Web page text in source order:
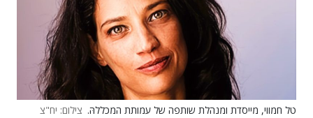
טל חמווי, מייסדת ומנהלת שותפה של עמותת המכללהּ. צילום: יח"צ